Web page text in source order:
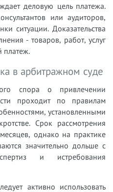
деловую цель платежа.
или аудиторов,
ситуации. Доказательства
- товаров, работ, услуг
платеж.
в арбитражном суде
спора о привлечении
проходит по правилам
установленными
Срок рассмотрения
однако на практике
значительно дольше с
и истребования
активно использовать